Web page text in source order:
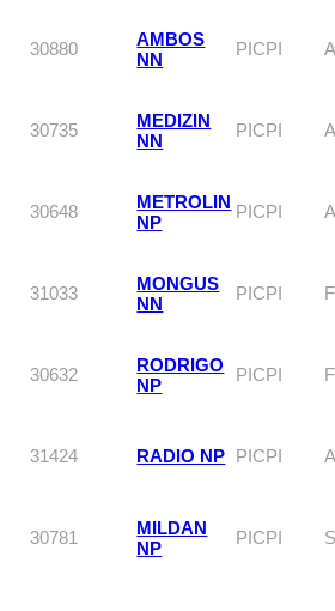
30880
AMBOS
NN
PICPI
30735
MEDIZIN
NN
PICPI
30648
METROLIN
NP
PICPI
31033
MONGUS
NN
PICPI
30632
RODRIGO
NP
PICPI
31424 RADIO NP PICPI
30781
MILDAN
NP
PICPI